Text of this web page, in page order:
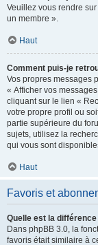
Veuillez vous rendre
un membre ».
Haut
Comment puis-je
Vos propres messages
« Afficher vos
cliquant sur le lien «
votre propre profil ou
partie supérieure du
sujets, utilisez la
qui vous sont
Haut
Favoris et
Quelle est la
Dans phpBB 3.0, la
favoris était similaire à